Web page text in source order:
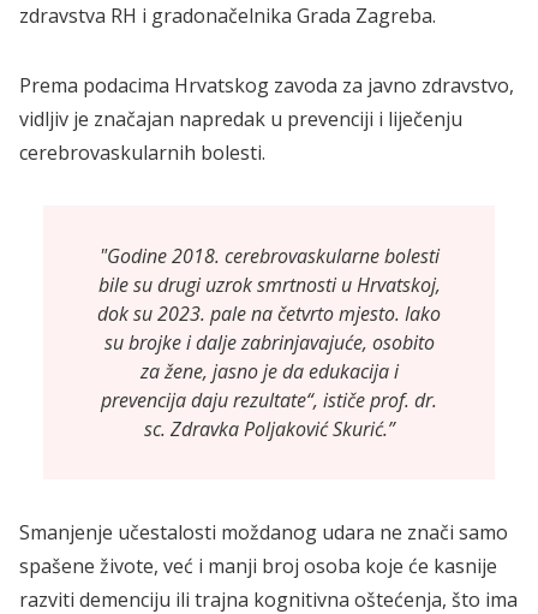
zdravstva RH i gradonačelnika Grada Zagreba.
Prema podacima Hrvatskog zavoda za javno zdravstvo,
vidljiv je značajan napredak u prevenciji i liječenju
cerebrovaskularnih bolesti.
"Godine 2018. cerebrovaskularne bolesti
bile su drugi uzrok smrtnosti u Hrvatskoj,
dok su 2023. pale na četvrto mjesto. Iako
su brojke i dalje zabrinjavajuće, osobito
za žene, jasno je da edukacija i
prevencija daju rezultate“, ističe prof. dr.
sc. Zdravka Poljaković Skurić.”
Smanjenje učestalosti moždanog udara ne znači samo
spašene živote, već i manji broj osoba koje će kasnije
razviti demenciju ili trajna kognitivna oštećenja, što ima